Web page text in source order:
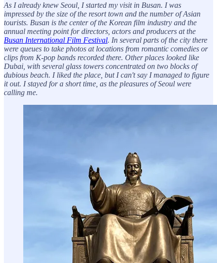
As I already knew Seoul, I started my visit in Busan. I was
impressed by the size of the resort town and the number of Asian
tourists. Busan is the center of the Korean film industry and the
annual meeting point for directors, actors and producers at the
Busan International Film Festival. In several parts of the city there
were queues to take photos at locations from romantic comedies or
clips from K-pop bands recorded there. Other places looked like
Dubai, with several glass towers concentrated on two blocks of
dubious beach. I liked the place, but I can't say I managed to figure
it out. I stayed for a short time, as the pleasures of Seoul were
calling me.